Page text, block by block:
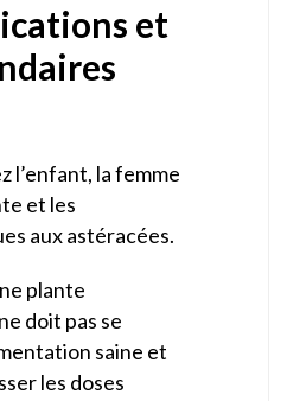
et
l’enfant, la femme
et les
aux astéracées.
plante
doit pas se
saine et
les doses